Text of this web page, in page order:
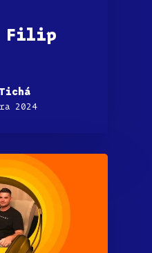
Filip
2024